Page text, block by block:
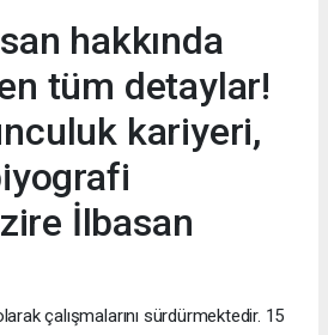
hakkında
tüm detaylar!
kariyeri,
İlbasan
çalışmalarını sürdürmektedir. 15